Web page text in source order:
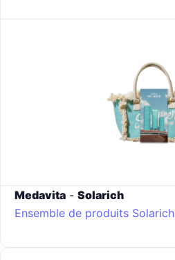
Medavita - Solarich
Ensemble de produits Solarich